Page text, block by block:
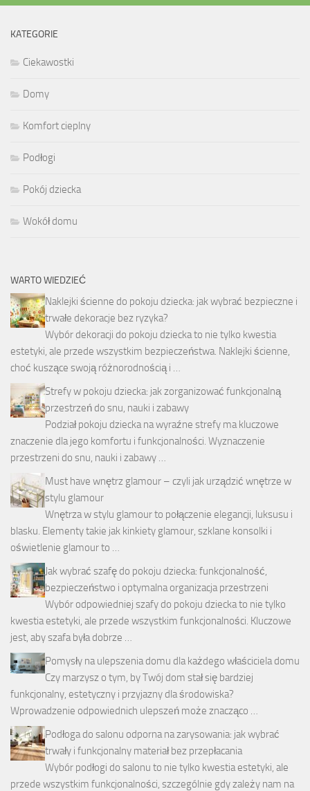
KATEGORIE
Ciekawostki
Domy
Komfort cieplny
Podłogi
Pokój dziecka
Wokół domu
WARTO WIEDZIEĆ
Naklejki ścienne do pokoju dziecka: jak wybrać bezpieczne i
trwałe dekoracje bez ryzyka?
Wybór dekoracji do pokoju dziecka to nie tylko kwestia
estetyki, ale przede wszystkim bezpieczeństwa. Naklejki ścienne,
choć kuszące swoją różnorodnością i …
Strefy w pokoju dziecka: jak zorganizować funkcjonalną
przestrzeń do snu, nauki i zabawy
Podział pokoju dziecka na wyraźne strefy ma kluczowe
znaczenie dla jego komfortu i funkcjonalności. Wyznaczenie
przestrzeni do snu, nauki i zabawy …
Must have wnętrz glamour – czyli jak urządzić wnętrze w
stylu glamour
Wnętrza w stylu glamour to połączenie elegancji, luksusu i
blasku. Elementy takie jak kinkiety glamour, szklane konsolki i
oświetlenie glamour to …
Jak wybrać szafę do pokoju dziecka: funkcjonalność,
bezpieczeństwo i optymalna organizacja przestrzeni
Wybór odpowiedniej szafy do pokoju dziecka to nie tylko
kwestia estetyki, ale przede wszystkim funkcjonalności. Kluczowe
jest, aby szafa była dobrze …
Pomysły na ulepszenia domu dla każdego właściciela domu
Czy marzysz o tym, by Twój dom stał się bardziej
funkcjonalny, estetyczny i przyjazny dla środowiska?
Wprowadzenie odpowiednich ulepszeń może znacząco …
Podłoga do salonu odporna na zarysowania: jak wybrać
trwały i funkcjonalny materiał bez przepłacania
Wybór podłogi do salonu to nie tylko kwestia estetyki, ale
przede wszystkim funkcjonalności, szczególnie gdy zależy nam na